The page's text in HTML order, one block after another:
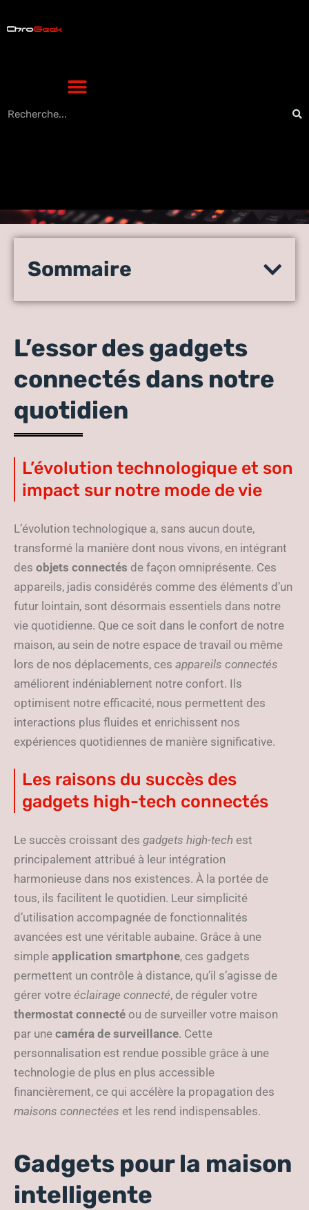
high-tech incontournables
quotidien !
Sommaire
L’essor des gadgets
connectés dans notre
quotidien
L’évolution technologique et son
impact sur notre mode de vie
L’évolution technologique a, sans aucun doute,
transformé la manière dont nous vivons, en intégrant
des objets connectés de façon omniprésente. Ces
appareils, jadis considérés comme des éléments d’un
futur lointain, sont désormais essentiels dans notre
vie quotidienne. Que ce soit dans le confort de notre
maison, au sein de notre espace de travail ou même
lors de nos déplacements, ces appareils connectés
améliorent indéniablement notre confort. Ils
optimisent notre efficacité, nous permettent des
interactions plus fluides et enrichissent nos
expériences quotidiennes de manière significative.
Les raisons du succès des
gadgets high-tech connectés
Le succès croissant des gadgets high-tech est
principalement attribué à leur intégration
harmonieuse dans nos existences. À la portée de
tous, ils facilitent le quotidien. Leur simplicité
d’utilisation accompagnée de fonctionnalités
avancées est une véritable aubaine. Grâce à une
simple application smartphone, ces gadgets
permettent un contrôle à distance, qu’il s’agisse de
gérer votre éclairage connecté, de réguler votre
thermostat connecté ou de surveiller votre maison
par une caméra de surveillance. Cette
personnalisation est rendue possible grâce à une
technologie de plus en plus accessible
financièrement, ce qui accélère la propagation des
maisons connectées et les rend indispensables.
Gadgets pour la maison
intelligente